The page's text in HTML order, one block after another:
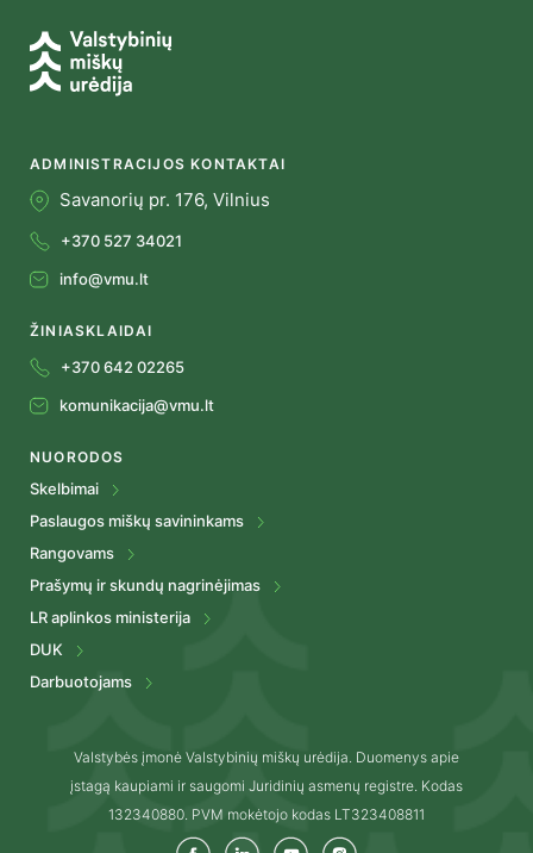
ADMINISTRACIJOS KONTAKTAI
Savanorių pr. 176, Vilnius
+370 527 34021
info@vmu.lt
ŽINIASKLAIDAI
+370 642 02265
komunikacija@vmu.lt
NUORODOS
Skelbimai
Paslaugos miškų savininkams
Rangovams
Prašymų ir skundų nagrinėjimas
LR aplinkos ministerija
DUK
Darbuotojams
Valstybės įmonė Valstybinių miškų urėdija. Duomenys apie
įstagą kaupiami ir saugomi Juridinių asmenų registre. Kodas
132340880. PVM mokėtojo kodas LT323408811